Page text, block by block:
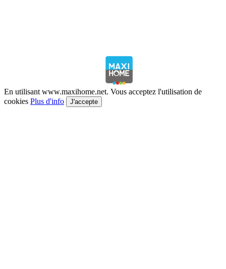
En utilisant www.maxihome.net. Vous acceptez l'utilisation de
cookies Plus d'info J'accepte